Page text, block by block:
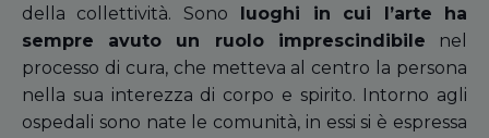
della collettività. Sono luoghi in cui l’arte ha
sempre avuto un ruolo imprescindibile nel
processo di cura, che metteva al centro la persona
nella sua interezza di corpo e spirito. Intorno agli
ospedali sono nate le comunità, in essi si è espressa